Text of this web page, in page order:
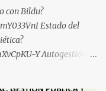
con Bildu?
Estado del
Y Autogestión